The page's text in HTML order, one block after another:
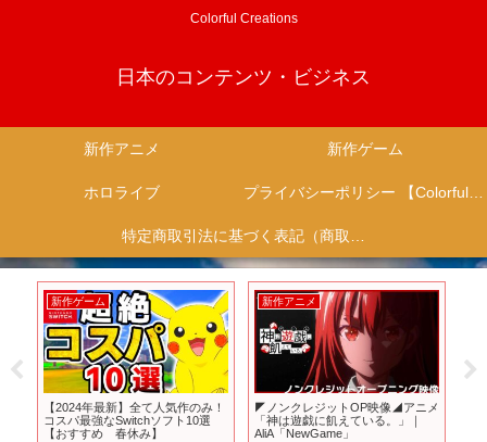
Colorful Creations
日本のコンテンツ・ビジネス
新作アニメ 新作ゲーム
ホロライブ プライバシーポリシー 【Colorful Creation】
特定商取引法に基づく表記（商取引に関する開示）
新作ゲーム
【2024年最新】全て人気作のみ！
コスパ最強なSwitchソフト10選
【おすすめ 春休み】
新作アニメ
◤ノンクレジットOP映像◢アニメ
「神は遊戯に飢えている。」｜
AliA「NewGame」